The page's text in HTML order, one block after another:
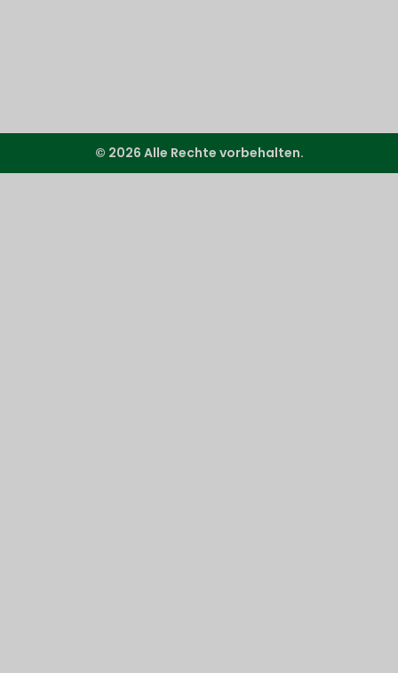
© 2026 Alle Rechte vorbehalten.